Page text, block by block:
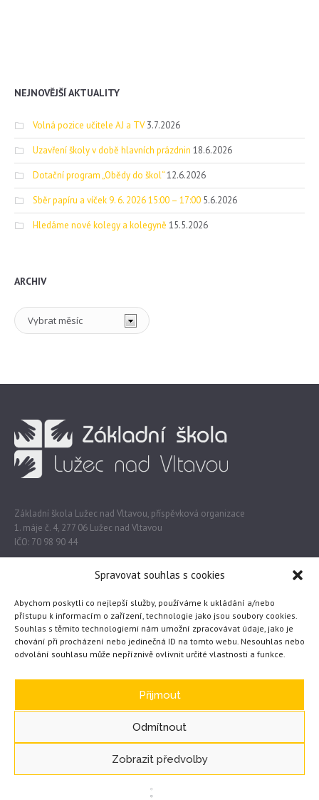
Spravovat souhlas s cookies
Abychom poskytli co nejlepší služby, používáme k ukládání a/nebo
přístupu k informacím o zařízení, technologie jako jsou soubory cookies.
Souhlas s těmito technologiemi nám umožní zpracovávat údaje, jako je
chování při procházení nebo jedinečná ID na tomto webu. Nesouhlas nebo
odvolání souhlasu může nepříznivě ovlivnit určité vlastnosti a funkce.
Přijmout
Odmítnout
Zobrazit předvolby
NEJNOVĚJŠÍ AKTUALITY
Volná pozice učitele AJ a TV 3.7.2026
Uzavření školy v době hlavních prázdnin 18.6.2026
Dotační program „Obědy do škol“12.6.2026
Sběr papíru a víček 9. 6. 2026 15:00 – 17:00 5.6.2026
Hledáme nové kolegy a kolegyně 15.5.2026
ARCHIV
Archiv
Základní škola Lužec nad Vltavou, příspěvková organizace
1. máje č. 4, 277 06 Lužec nad Vltavou
IČO: 70 98 90 44
Bankovní spojení: ČSOB a.s.
Číslo účtu: 181317057/0300
Datová schránka
ID schránky: kcpma44
Typ schránky: Právnická osoba
MŠMT
eTwinning